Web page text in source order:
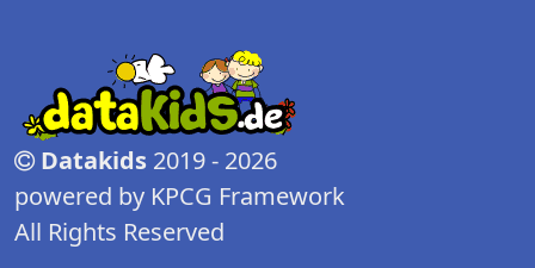
Datakids 2019 - 2026
powered by KPCG Framework
All Rights Reserved